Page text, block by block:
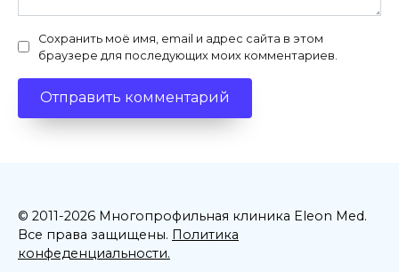
Сохранить моё имя, email и адрес сайта в этом
браузере для последующих моих комментариев.
© 2011-2026 Многопрофильная клиника Eleon Med.
Все права защищены. Политика
конфеденциальности.